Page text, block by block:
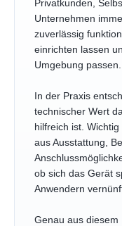
Privatkunden,
Unternehmen
zuverlässig
einrichten lassen
Umgebung passen.
In der Praxis
technischer Wert
hilfreich ist.
aus Ausstattung,
ob sich das Gerät
Anwendern
Genau aus diesem